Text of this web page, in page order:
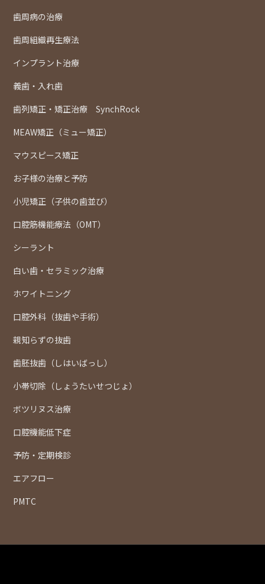
歯周病の治療
歯周組織再生療法
インプラント治療
義歯・入れ歯
歯列矯正・矯正治療 SynchRock
MEAW矯正（ミュー矯正）
マウスピース矯正
お子様の治療と予防
小児矯正（子供の歯並び）
口腔筋機能療法（OMT）
シーラント
白い歯・セラミック治療
ホワイトニング
口腔外科（抜歯や手術）
親知らずの抜歯
歯胚抜歯（しはいばっし）
小帯切除（しょうたいせつじょ）
ボツリヌス治療
口腔機能低下症
予防・定期検診
エアフロー
PMTC